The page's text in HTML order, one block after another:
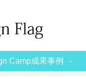
Camp成果事例